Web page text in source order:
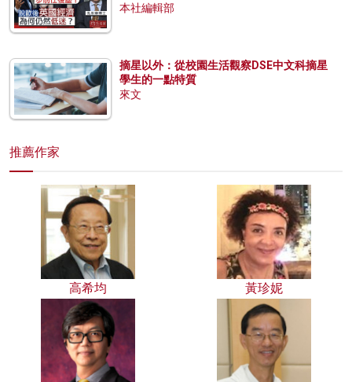
本社編輯部
摘星以外：從校園生活觀察DSE中文科摘星
學生的一點特質
來文
推薦作家
高希均 黃珍妮